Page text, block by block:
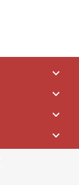



